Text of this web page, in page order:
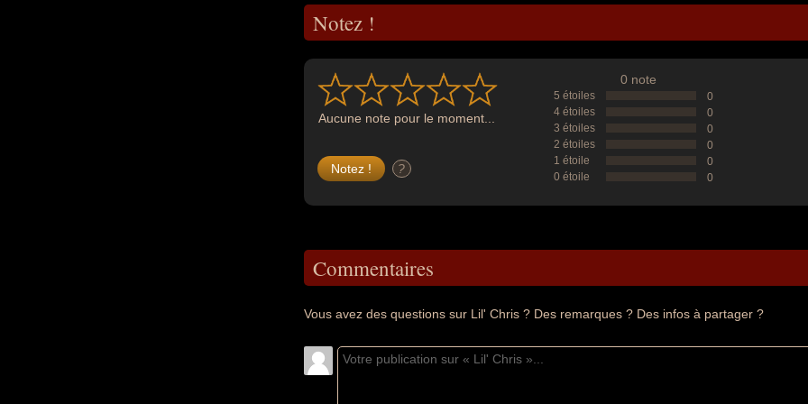
Notez !
Aucune note pour le moment...
?
0 note
5 étoiles
0
4 étoiles
0
3 étoiles
0
2 étoiles
0
1 étoile
0
0 étoile
0
Commentaires
Vous avez des questions sur Lil' Chris ? Des remarques ? Des infos à partager ?